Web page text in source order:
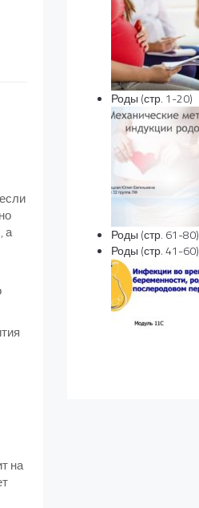
а
на
Роды (стр. 1-20)
Роды (стр. 61-80)
Роды (стр. 41-60)